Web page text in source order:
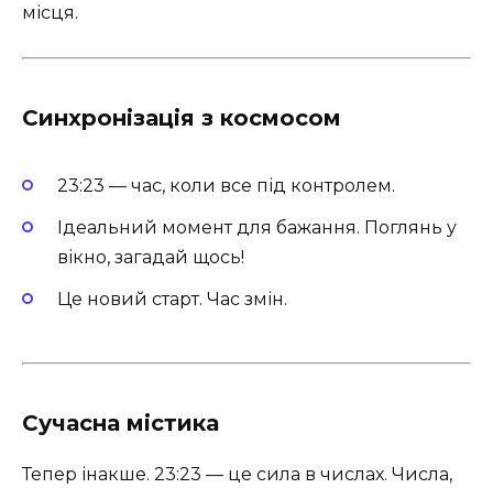
місця.
Синхронізація з космосом
23:23 — час, коли все під контролем.
Ідеальний момент для бажання. Поглянь у
вікно, загадай щось!
Це новий старт. Час змін.
Сучасна містика
Тепер інакше. 23:23 — це сила в числах. Числа,